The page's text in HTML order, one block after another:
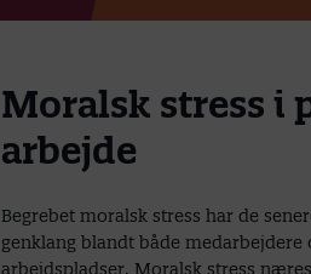
Moralsk stress i
arbejde
Begrebet moralsk stress har de
genklang blandt både